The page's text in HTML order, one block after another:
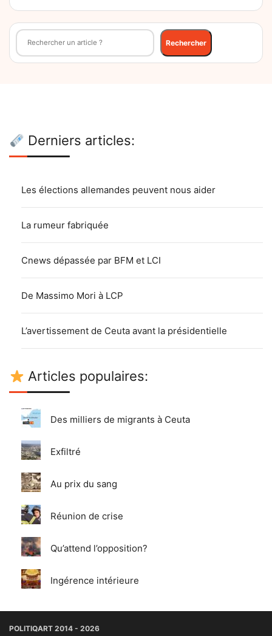
Rechercher
Rechercher
Derniers articles:
Les élections allemandes peuvent nous aider
La rumeur fabriquée
Cnews dépassée par BFM et LCI
De Massimo Mori à LCP
L’avertissement de Ceuta avant la présidentielle
Articles populaires:
Des milliers de migrants à Ceuta
Exfiltré
Au prix du sang
Réunion de crise
Qu’attend l’opposition?
Ingérence intérieure
POLITIQART 2014 - 2026